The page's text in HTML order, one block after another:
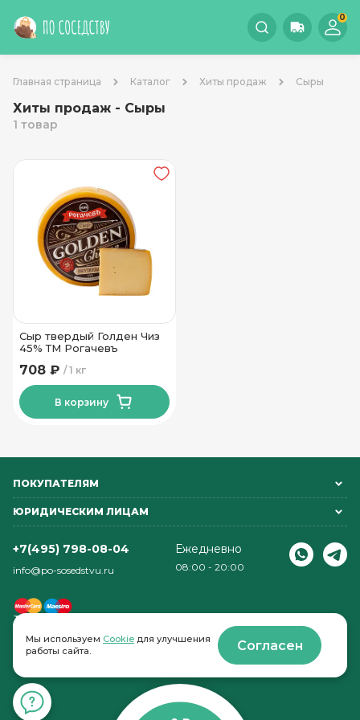
0
Главная страница Каталог Хиты продаж Сыры
Хиты продаж - Сыры
1 товар
Сыр твердый Голден Чиз
45% ТМ Рогачевъ
1 кг
708 ₽
В корзину
ПОКУПАТЕЛЯМ
ЮРИДИЧЕСКИМ ЛИЦАМ
+7(495) 798-08-04
info@po-sosedstvu.ru
Ежедневно
08:00 - 20:00
© 2022-2026 . По соседству
Мы используем Cookie для улучшения
работы сайта.
Согласен